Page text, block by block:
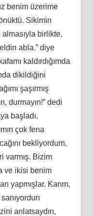
benim üzerime
Sikimin
birlikte,
abla.” diye
kaldırdığımda
dikildiğini
şaşırmış
durmayın!” dedi
başladı.
çok fena
bekliyordum,
varmış. Bizim
ve ikisi benim
yapmışlar. Karım,
anlatsaydın,